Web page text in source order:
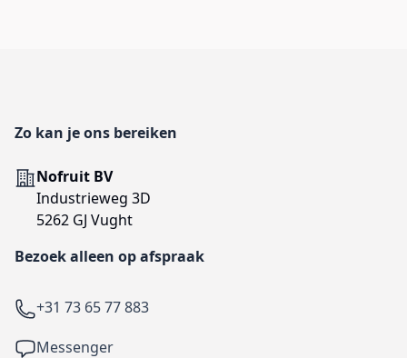
Zo kan je ons bereiken
AdresNofruit BV
Industrieweg 3D
5262 GJ Vught
Bezoek alleen op afspraak
Telefoon
+31 73 65 77 883
Facebook
Messenger